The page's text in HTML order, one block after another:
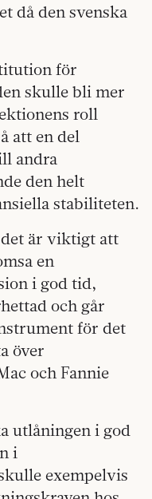
då den svenska
för
skulle bli mer
roll
att en del
andra
den helt
stabiliteten.
det är viktigt att
en
i god tid,
och går
för det
över
och Fannie
utlåningen i god
i
exempelvis